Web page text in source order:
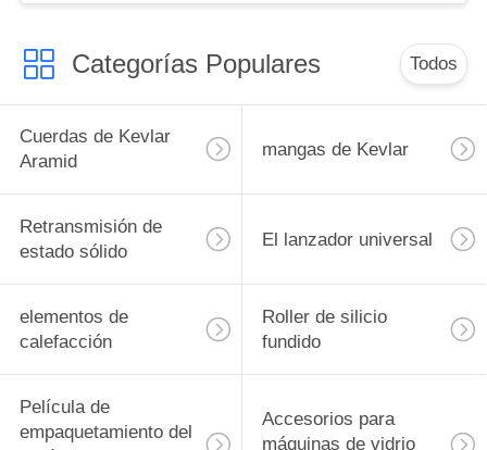
Categorías Populares Todos
Cuerdas de Kevlar
Aramid
mangas de Kevlar
Retransmisión de
estado sólido
El lanzador universal
elementos de
calefacción
Roller de silicio
fundido
Película de
empaquetamiento del
Accesorios para
máquinas de vidrio